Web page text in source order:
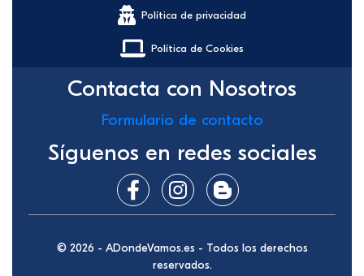
Política de privacidad
Política de Cookies
Contacta con Nosotros
Formulario de contacto
Síguenos en redes sociales
© 2026 - ADondeVamos.es - Todos los derechos
reservados.